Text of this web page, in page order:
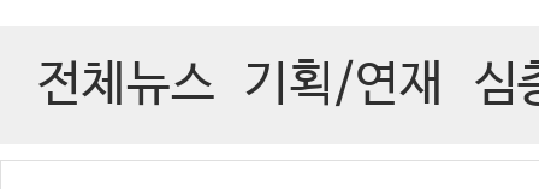
전체뉴스 기획/연재 심